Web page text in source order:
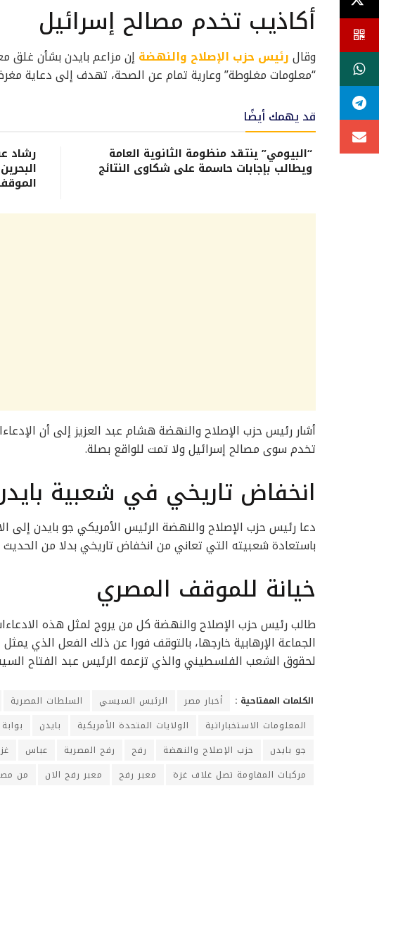
أكاذيب تخدم مصالح إسرائيل
وقالرئيس حزب الإصلاح والنهضة إن مزاعم بايدن بشأن غلق
“معلومات مغلوطة” وعارية تمام عن الصحة، تهدف إلى دعاية
قد يهمك أيضًا
“البيومي” ينتقد منظومة الثانوية العامة
ويطالب بإجابات حاسمة على شكاوى النتائج
رشاد
أشار رئيس حزب الإصلاح والنهضة هشام عبد العزيز إلى أن
تخدم سوى مصالح إسرائيل ولا تمت للواقع بصلة.
انخفاض تاريخي في شعبية
دعا رئيس حزب الإصلاح والنهضة الرئيس الأمريكي جو بايدن إلى
باستعادة شعبيته التي تعاني من انخفاض تاريخي بدلا من
خيانة للموقف المصري
طالب رئيس حزب الإصلاح والنهضة كل من يروج لمثل هذه
الجماعة الإرهابية خارجها، بالتوقف فورا عن ذلك الفعل الذي
لحقوق الشعب الفلسطيني والذي تزعمه الرئيس عبد الفتاح
الكلمات المفتاحية : أخبار مصر الرئيس السيسي السلطات المصرية
المعلومات الاستخباراتية
الولايات المتحدة الأمريكية بايدن
جو بايدن
حزب الإصلاح والنهضة رفح رفح المصرية عباس
مركبات المقاومة تصل غلاف غزة
معبر رفح معبر رفح الان من